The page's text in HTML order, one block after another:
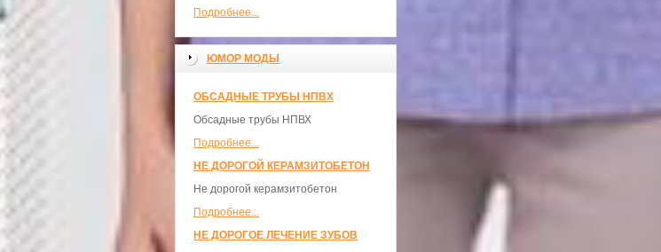
Подробнее...
ЮМОР МОДЫ
ОБСАДНЫЕ ТРУБЫ НПВХ
Обсадные трубы НПВХ
Подробнее...
НЕ ДОРОГОЙ КЕРАМЗИТОБЕТОН
Не дорогой керамзитобетон
Подробнее...
НЕ ДОРОГОЕ ЛЕЧЕНИЕ ЗУБОВ